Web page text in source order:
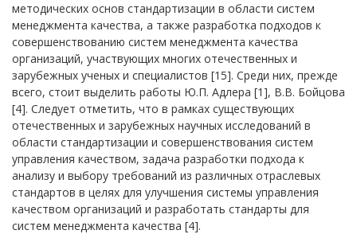
методических основ стандартизации в области систем
менеджмента качества, а также разработка подходов к
совершенствованию систем менеджмента качества
организаций, участвующих многих отечественных и
зарубежных ученых и специалистов [15]. Среди них, прежде
всего, стоит выделить работы Ю.П. Адлера [1], В.В. Бойцова
[4]. Следует отметить, что в рамках существующих
отечественных и зарубежных научных исследований в
области стандартизации и совершенствования систем
управления качеством, задача разработки подхода к
анализу и выбору требований из различных отраслевых
стандартов в целях для улучшения системы управления
качеством организаций и разработать стандарты для
систем менеджмента качества [4].